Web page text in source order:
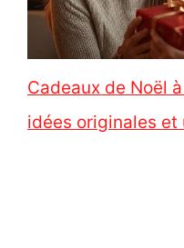
Cadeaux de Noël
idées originales et